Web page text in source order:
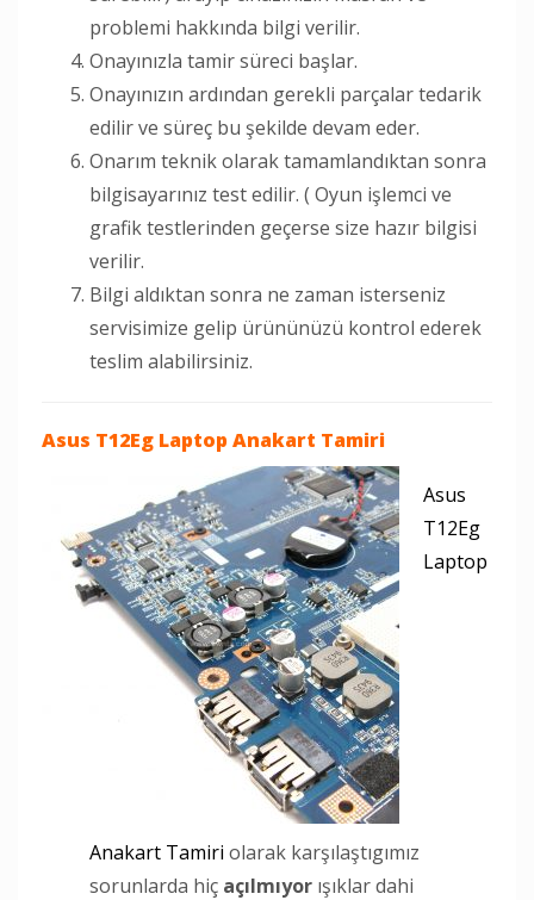
problemi hakkında bilgi verilir.
Onayınızla tamir süreci başlar.
Onayınızın ardından gerekli parçalar tedarik
edilir ve süreç bu şekilde devam eder.
Onarım teknik olarak tamamlandıktan sonra
bilgisayarınız test edilir. ( Oyun işlemci ve
grafik testlerinden geçerse size hazır bilgisi
verilir.
Bilgi aldıktan sonra ne zaman isterseniz
servisimize gelip ürününüzü kontrol ederek
teslim alabilirsiniz.
Asus T12Eg Laptop Anakart Tamiri
Asus
T12Eg
Laptop
Anakart Tamiri olarak karşılaştıgımız
sorunlarda hiç açılmıyor ışıklar dahi